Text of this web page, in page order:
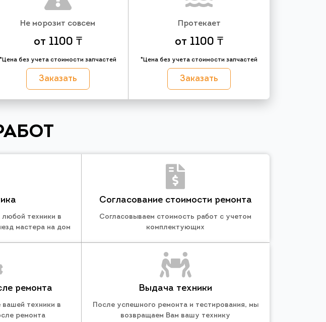
Не морозит совсем
от 1100 ₸
*Цена без учета стоимости запчастей
Заказать
Протекает
от 1100 ₸
*Цена без учета стоимости запчастей
Заказать
любой техники в
мастера на дом
Согласование стоимости ремонта
Согласовываем стоимость работ с учетом
комплектующих
ремонта
техники в
ремонта
Выдача техники
После успешного ремонта и тестирования, мы
возвращаем Вам вашу технику